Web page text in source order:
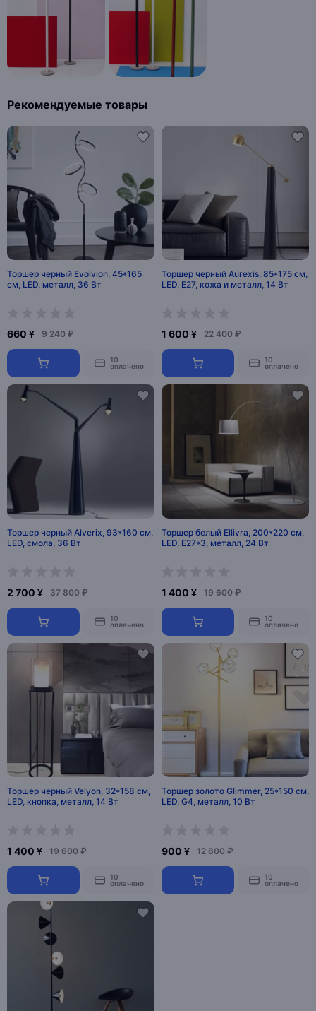
Рекомендуемые товары
Торшер черный Evolvion, 45*165
см, LED, металл, 36 Вт
660 ¥ 9 240 ₽
10
оплачено
Торшер черный Aurexis, 85*175 см,
LED, Е27, кожа и металл, 14 Вт
1 600 ¥ 22 400 ₽
10
оплачено
Торшер черный Alverix, 93*160 см,
LED, смола, 36 Вт
2 700 ¥ 37 800 ₽
10
оплачено
Торшер белый Ellivra, 200*220 см,
LED, Е27*3, металл, 24 Вт
1 400 ¥ 19 600 ₽
10
оплачено
Торшер черный Velyon, 32*158 см,
LED, кнопка, металл, 14 Вт
1 400 ¥ 19 600 ₽
10
оплачено
Торшер золото Glimmer, 25*150 см,
LED, G4, металл, 10 Вт
900 ¥ 12 600 ₽
10
оплачено